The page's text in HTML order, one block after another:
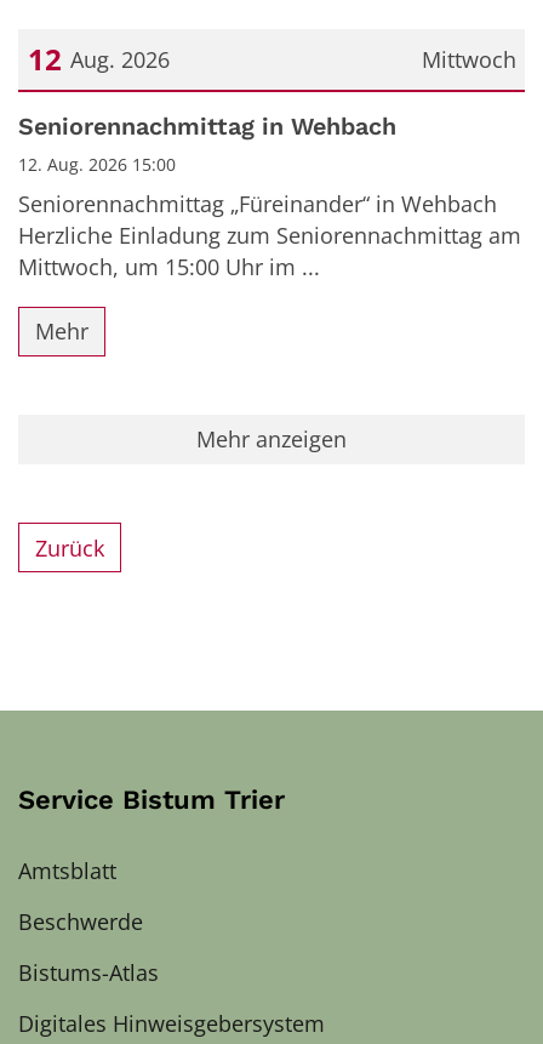
Mittwoch
12 Aug. 2026
Datum: 12. August 2026
Seniorennachmittag in Wehbach
12. Aug. 2026 15:00
Seniorennachmittag „Füreinander“ in Wehbach
Herzliche Einladung zum Seniorennachmittag am
Mittwoch, um 15:00 Uhr im ...
Mehr
Mehr anzeigen
Zurück
Service Bistum Trier
Amtsblatt
Beschwerde
Bistums-Atlas
Digitales Hinweisgebersystem